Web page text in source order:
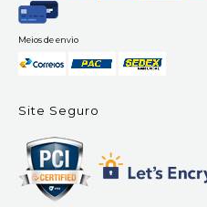
Meios de envio
Site Seguro